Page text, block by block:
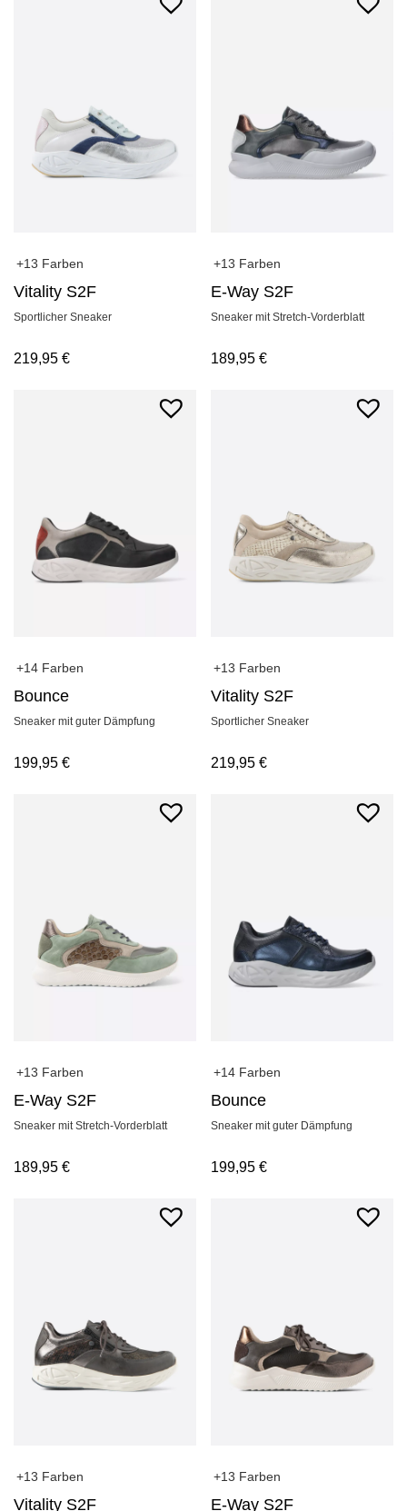
+13 Farben
Vitality S2F
Sportlicher Sneaker
219,95 €
+13 Farben
E-Way S2F
Sneaker mit Stretch-Vorderblatt
189,95€
+14 Farben
Bounce
Sneaker mit guter Dämpfung
199,95 €
+13 Farben
Vitality S2F
Sportlicher Sneaker
219,95€
+13 Farben
E-Way S2F
Sneaker mit Stretch-Vorderblatt
189,95 €
+14 Farben
Bounce
Sneaker mit guter Dämpfung
199,95€
+13 Farben
Vitality S2F
+13 Farben
E-Way S2F